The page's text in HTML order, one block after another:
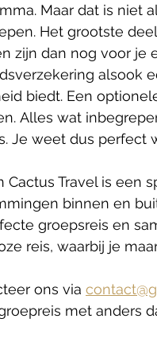
Maar dat is niet
Het grootste
zijn dan nog voor je
alsook
biedt. Een
Alles wat
Je weet dus
Cactus Travel is een
binnen en
groepsreis en
reis, waarbij je
ons via
met anders